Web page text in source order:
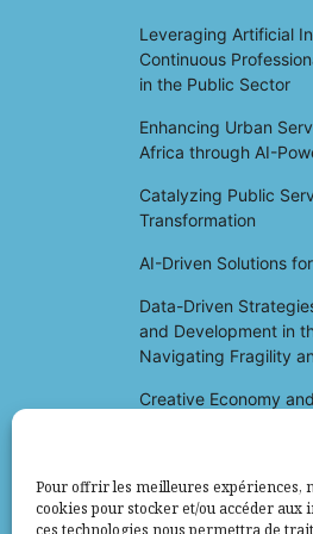
Pour offrir les meilleures expériences,
cookies pour stocker et/ou accéder
ces technologies nous permettra de
Leveraging Artificial
Continuous
in the Public Sector
Enhancing Urban
Africa through AI-
Catalyzing Public
Transformation
AI-Driven Solutions
Data-Driven
and Development in
Navigating Fragility
Creative Economy